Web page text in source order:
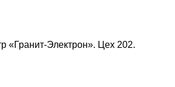
«Гранит-Электрон». Цех 202.